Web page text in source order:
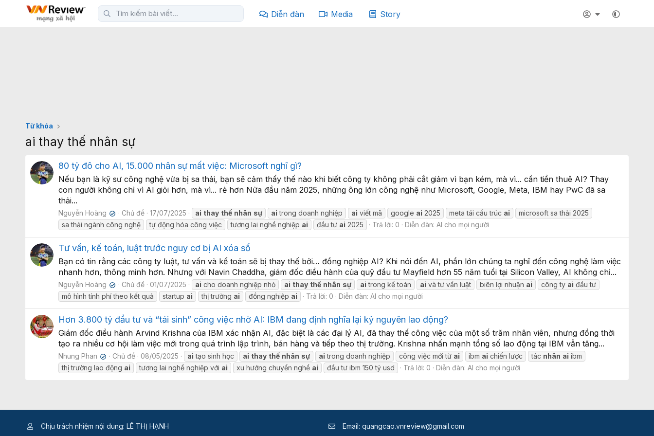
Diễn đàn Media Story
Từ khóa
ai thay thế nhân sự
80 tỷ đô cho AI, 15.000 nhân sự mất việc: Microsoft nghĩ gì?
Nếu bạn là kỹ sư công nghệ vừa bị sa thải, bạn sẽ cảm thấy thế nào khi biết công ty không phải cắt giảm vì bạn kém, mà vì... cần tiền thuê AI? Thay
con người không chỉ vì AI giỏi hơn, mà vì... rẻ hơn Nửa đầu năm 2025, những ông lớn công nghệ như Microsoft, Google, Meta, IBM hay PwC đã sa
thải...
Nguyễn Hoàng ✔ Chủ đề 17/07/2025 ai thay thế nhân sự ai trong doanh nghiệp ai viết mã google ai 2025 meta tái cấu trúc ai
microsoft sa thải 2025
sa thải ngành công nghệ
tự động hóa công việc tương lai nghề nghiệp ai đầu tư ai 2025 Trả lời: 0 Diễn đàn: AI cho mọi người
Tư vấn, kế toán, luật trước nguy cơ bị AI xóa sổ
Bạn có tin rằng các công ty luật, tư vấn và kế toán sẽ bị thay thế bởi… đồng nghiệp AI? Khi nói đến AI, phần lớn chúng ta nghĩ đến công nghệ làm việc
nhanh hơn, thông minh hơn. Nhưng với Navin Chaddha, giám đốc điều hành của quỹ đầu tư Mayfield hơn 55 năm tuổi tại Silicon Valley, AI không chỉ...
Nguyễn Hoàng ✔ Chủ đề 01/07/2025 ai cho doanh nghiệp nhỏ ai thay thế nhân sự ai trong kế toán ai và tư vấn luật biên lợi nhuận ai công ty ai đầu tư
mô hình tính phí theo kết quả
startup ai thị trường ai đồng nghiệp ai Trả lời: 0 Diễn đàn: AI cho mọi người
Hơn 3.800 tỷ đầu tư và “tái sinh” công việc nhờ AI: IBM đang định nghĩa lại kỷ nguyên lao động?
Giám đốc điều hành Arvind Krishna của IBM xác nhận AI, đặc biệt là các đại lý AI, đã thay thế công việc của một số trăm nhân viên, nhưng đồng thời
tạo ra nhiều cơ hội làm việc mới trong quá trình lập trình, bán hàng và tiếp theo thị trường. Krishna nhấn mạnh tổng số lao động tại IBM vẫn tăng...
Nhung Phan ✔ Chủ đề 08/05/2025 ai tạo sinh học ai thay thế nhân sự ai trong doanh nghiệp công việc mới từ ai ibm ai chiến lược tác nhân ai ibm
thị trường lao động ai tương lai nghề nghiệp với ai xu hướng chuyển nghề ai đầu tư ibm 150 tỷ usd Trả lời: 0 Diễn đàn: AI cho mọi người
Chịu trách nhiệm nội dung: LÊ THỊ HẠNH Email: quangcao.vnreview@gmail.com